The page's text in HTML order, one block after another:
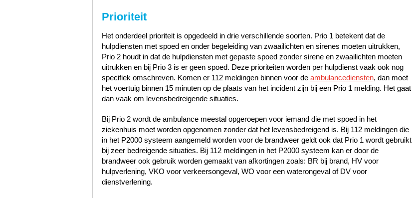
Prioriteit
Het onderdeel prioriteit is opgedeeld in drie verschillende soorten. Prio 1 betekent dat de
hulpdiensten met spoed en onder begeleiding van zwaailichten en sirenes moeten uitrukken,
Prio 2 houdt in dat de hulpdiensten met gepaste spoed zonder sirene en zwaailichten moeten
uitrukken en bij Prio 3 is er geen spoed. Deze prioriteiten worden per hulpdienst vaak ook nog
specifiek omschreven. Komen er 112 meldingen binnen voor de ambulancediensten, dan moet
het voertuig binnen 15 minuten op de plaats van het incident zijn bij een Prio 1 melding. Het gaat
dan vaak om levensbedreigende situaties.
Bij Prio 2 wordt de ambulance meestal opgeroepen voor iemand die met spoed in het
ziekenhuis moet worden opgenomen zonder dat het levensbedreigend is. Bij 112 meldingen die
in het P2000 systeem aangemeld worden voor de brandweer geldt ook dat Prio 1 wordt gebruikt
bij zeer bedreigende situaties. Bij 112 meldingen in het P2000 systeem kan er door de
brandweer ook gebruik worden gemaakt van afkortingen zoals: BR bij brand, HV voor
hulpverlening, VKO voor verkeersongeval, WO voor een waterongeval of DV voor
dienstverlening.